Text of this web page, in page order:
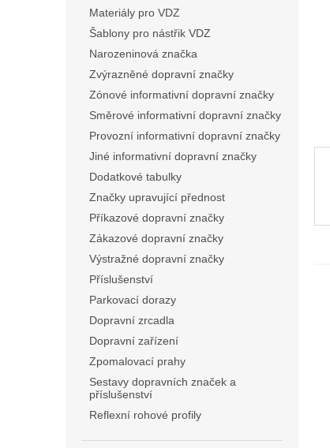
Materiály pro VDZ
Šablony pro nástřik VDZ
Narozeninová značka
Zvýrazněné dopravní značky
Zónové informativní dopravní značky
Směrové informativní dopravní značky
Provozní informativní dopravní značky
Jiné informativní dopravní značky
Dodatkové tabulky
Značky upravující přednost
Příkazové dopravní značky
Zákazové dopravní značky
Výstražné dopravní značky
Příslušenství
Parkovací dorazy
Dopravní zrcadla
Dopravní zařízení
Zpomalovací prahy
Sestavy dopravních značek a
příslušenství
Reflexní rohové profily